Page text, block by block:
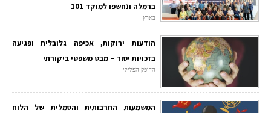
ברמלה ונחשפו למוקד 101
בארץ
הודעות ירוקות, אכיפה גלובלית ופגיעה
בזכויות יסוד – מבט משפטי ביקורתי
הדופק הפלילי
המשמעות התרבותית והסמלית של הלוח